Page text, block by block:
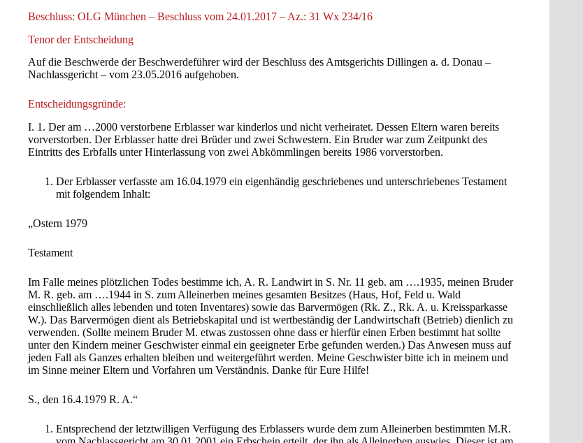
Beschluss: OLG München – Beschluss vom 24.01.2017 – Az.: 31 Wx 234/16
Tenor der Entscheidung
Auf die Beschwerde der Beschwerdeführer wird der Beschluss des Amtsgerichts Dillingen a. d. Donau –
Nachlassgericht – vom 23.05.2016 aufgehoben.
Entscheidungsgründe:
I. 1. Der am …2000 verstorbene Erblasser war kinderlos und nicht verheiratet. Dessen Eltern waren bereits
vorverstorben. Der Erblasser hatte drei Brüder und zwei Schwestern. Ein Bruder war zum Zeitpunkt des
Eintritts des Erbfalls unter Hinterlassung von zwei Abkömmlingen bereits 1986 vorverstorben.
Der Erblasser verfasste am 16.04.1979 ein eigenhändig geschriebenes und unterschriebenes Testament
mit folgendem Inhalt:
„Ostern 1979
Testament
Im Falle meines plötzlichen Todes bestimme ich, A. R. Landwirt in S. Nr. 11 geb. am ….1935, meinen Bruder
M. R. geb. am ….1944 in S. zum Alleinerben meines gesamten Besitzes (Haus, Hof, Feld u. Wald
einschließlich alles lebenden und toten Inventares) sowie das Barvermögen (Rk. Z., Rk. A. u. Kreissparkasse
W.). Das Barvermögen dient als Betriebskapital und ist wertbeständig der Landwirtschaft (Betrieb) dienlich zu
verwenden. (Sollte meinem Bruder M. etwas zustossen ohne dass er hierfür einen Erben bestimmt hat sollte
unter den Kindern meiner Geschwister einmal ein geeigneter Erbe gefunden werden.) Das Anwesen muss auf
jeden Fall als Ganzes erhalten bleiben und weitergeführt werden. Meine Geschwister bitte ich in meinem und
im Sinne meiner Eltern und Vorfahren um Verständnis. Danke für Eure Hilfe!
S., den 16.4.1979 R. A.“
Entsprechend der letztwilligen Verfügung des Erblassers wurde dem zum Alleinerben bestimmten M.R.